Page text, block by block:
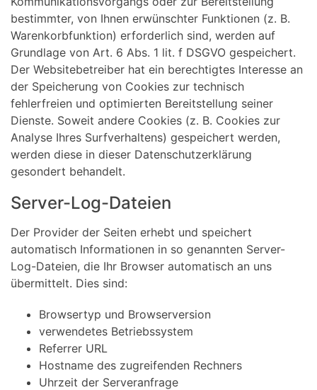
bestimmter, von Ihnen erwünschter Funktionen (z. B.
Warenkorbfunktion) erforderlich sind, werden auf
Grundlage von Art. 6 Abs. 1 lit. f DSGVO gespeichert.
Der Websitebetreiber hat ein berechtigtes Interesse an
der Speicherung von Cookies zur technisch
fehlerfreien und optimierten Bereitstellung seiner
Dienste. Soweit andere Cookies (z. B. Cookies zur
Analyse Ihres Surfverhaltens) gespeichert werden,
werden diese in dieser Datenschutzerklärung
gesondert behandelt.
Server-Log-Dateien
Der Provider der Seiten erhebt und speichert
automatisch Informationen in so genannten Server-
Log-Dateien, die Ihr Browser automatisch an uns
übermittelt. Dies sind:
Browsertyp und Browserversion
verwendetes Betriebssystem
Referrer URL
Hostname des zugreifenden Rechners
Uhrzeit der Serveranfrage